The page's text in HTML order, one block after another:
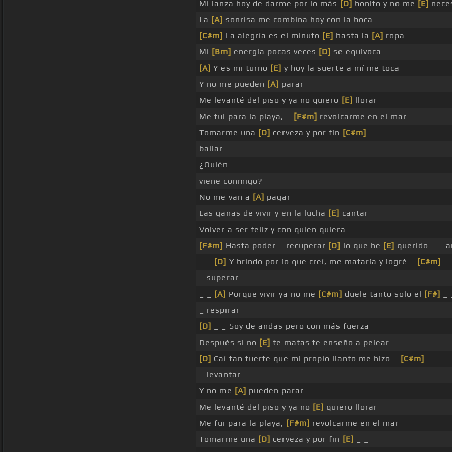
Mi lanza hoy de darme por lo más [D] bonito y no me [E]
La [A] sonrisa me combina hoy con la boca
[C#m] La alegría es el minuto [E] hasta la [A] ropa
Mi [Bm] energía pocas veces [D] se equivoca
[A] Y es mi turno [E] y hoy la suerte a mí me toca
Y no me pueden [A] parar
Me levanté del piso y ya no quiero [E] llorar
Me fui para la playa, _
[F#m] revolcarme en el mar
Tomarme una [D] cerveza y por fin [C#m]
bailar
¿Quién
viene conmigo?
No me van a [A] pagar
Las ganas de vivir y en la lucha [E] cantar
Volver a ser feliz y con quien quiera
[F#m] Hasta poder _ recuperar [D] lo que he [E] querido _ _
[D] Y brindo por lo que creí, me mataría y logré _ [C#m]
_ superar
[A] Porque vivir ya no me [C#m] duele tanto solo el [F#]
_ respirar
[D]
_ _ Soy de andas pero con más fuerza
Después si no [E] te matas te enseño a pelear
[D] Caí tan fuerte que mi propio llanto me hizo _ [C#m]
_ levantar
Y no me [A] pueden parar
Me levanté del piso y ya no [E] quiero llorar
Me fui para la playa, [F#m] revolcarme en el mar
Tomarme una [D] cerveza y por fin [E]